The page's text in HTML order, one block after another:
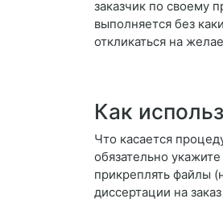
заказчик по своему
выполняется без
откликаться на
Как
Что касается
обязательно
прикреплять файлы
диссертации на